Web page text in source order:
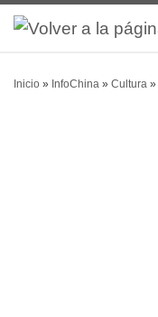
Inicio » InfoChina » Cultura »